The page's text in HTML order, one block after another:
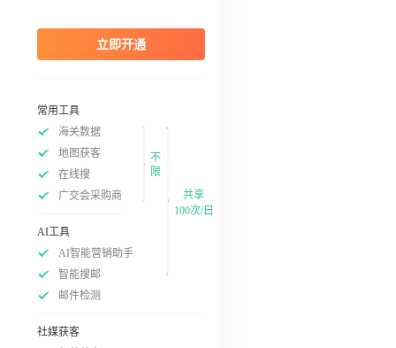
立即开通
常用工具
海关数据
地图获客
在线搜
广交会采购商
不
限
AI工具
AI智能营销助手
智能搜邮
邮件检测
社媒获客
共享
100次/日